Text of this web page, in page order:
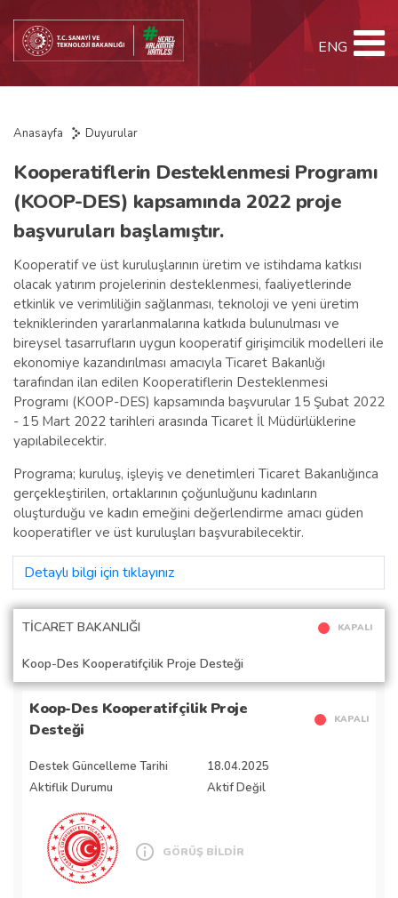
ENG
Anasayfa Duyurular
Kooperatiflerin Desteklenmesi Programı
(KOOP-DES) kapsamında 2022 proje
başvuruları başlamıştır.
Kooperatif ve üst kuruluşlarının üretim ve istihdama katkısı
olacak yatırım projelerinin desteklenmesi, faaliyetlerinde
etkinlik ve verimliliğin sağlanması, teknoloji ve yeni üretim
tekniklerinden yararlanmalarına katkıda bulunulması ve
bireysel tasarrufların uygun kooperatif girişimcilik modelleri ile
ekonomiye kazandırılması amacıyla Ticaret Bakanlığı
tarafından ilan edilen Kooperatiflerin Desteklenmesi
Programı (KOOP-DES) kapsamında başvurular 15 Şubat 2022
- 15 Mart 2022 tarihleri arasında Ticaret İl Müdürlüklerine
yapılabilecektir.
Programa; kuruluş, işleyiş ve denetimleri Ticaret Bakanlığınca
gerçekleştirilen, ortaklarının çoğunluğunu kadınların
oluşturduğu ve kadın emeğini değerlendirme amacı güden
kooperatifler ve üst kuruluşları başvurabilecektir.
Detaylı bilgi için tıklayınız
TİCARET BAKANLIĞI
Koop-Des Kooperatifçilik Proje Desteği
KAPALI
Koop-Des Kooperatifçilik Proje
Desteği
KAPALI
Destek Güncelleme Tarihi
18.04.2025
Aktiflik Durumu
Aktif Değil
GÖRÜŞ BİLDİR